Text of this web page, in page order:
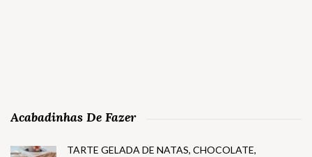
Acabadinhas De Fazer
TARTE GELADA DE NATAS, CHOCOLATE,